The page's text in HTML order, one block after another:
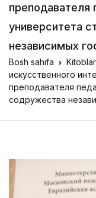
преподавателя
университета
независимых
Bosh sahifa Kitoblar
искусственного
преподавателя
содружества